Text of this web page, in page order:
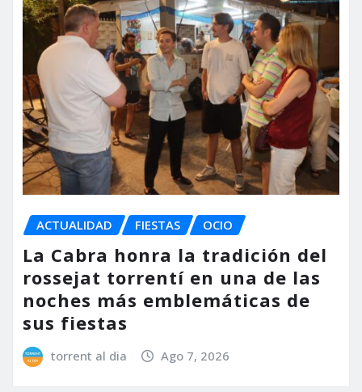
ACTUALIDAD FIESTAS OCIO
La Cabra honra la tradición del
rossejat torrentí en una de las
noches más emblemáticas de
sus fiestas
torrent al dia Ago 7, 2026